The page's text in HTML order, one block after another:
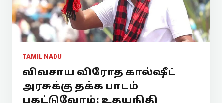
TAMIL NADU
விவசாய விரோத கால்ஷீட்
அரசுக்கு தக்க பாடம்
புகட்டுவோம்: உதயநிதி